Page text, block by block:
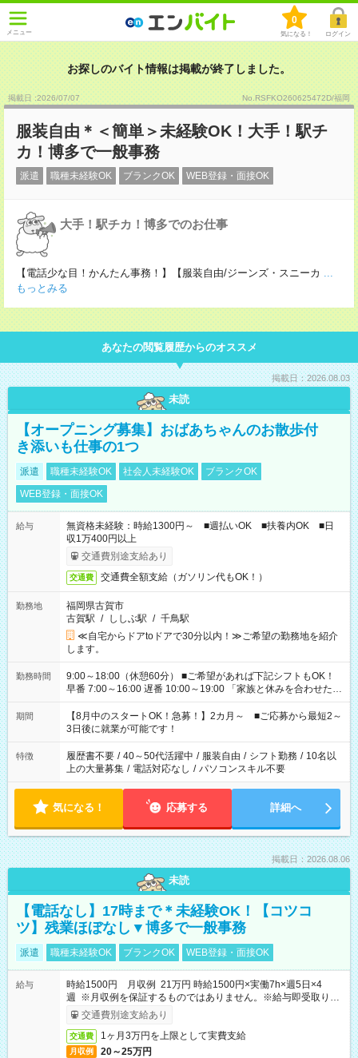
メニュー
0
気になる！ ログイン
お探しのバイト情報は掲載が終了しました。
掲載日 :2026/07/07 No.RSFKO260625472D/福岡
服装自由＊＜簡単＞未経験OK！大手！駅チ
カ！博多で一般事務
派遣 職種未経験OK ブランクOK WEB登録・面接OK
大手！駅チカ！博多でのお仕事
【電話少な目！かんたん事務！】【服装自由/ジーンズ・スニーカ ...
もっとみる
あなたの閲覧履歴からのオススメ
掲載日：2026.08.03
未読
【オープニング募集】おばあちゃんのお散歩付
き添いも仕事の1つ
派遣 職種未経験OK 社会人未経験OK
ブランクOK
WEB登録・面接OK
給与
無資格未経験：時給1300円～ ■週払いOK ■扶養内OK ■日
収1万400円以上
交通費別途支給あり
交通費 交通費全額支給（ガソリン代もOK！）
勤務地
福岡県古賀市
古賀駅 / ししぶ駅 / 千鳥駅
≪自宅からドアtoドアで30分以内！≫ご希望の勤務地を紹介
します。
勤務時間
9:00～18:00（休憩60分） ■ご希望があれば下記シフトもOK！
早番 7:00～16:00 遅番 10:00～19:00 「家族と休みを合わせた
い」 「余裕を持って夕飯の準備がしたい」 「できれば残業はし
たくない」 など、ご希望を教えてくださいね。 ※Wワーク希望
の方へ 今ご覧のお仕事で希望する勤務時間と、もう1つのお仕事
の勤務時間。 合計で週40時間を超える場合は応募できません。
期間
【8月中のスタートOK！急募！】2カ月～ ■ご応募から最短2～
3日後に就業が可能です！
特徴 履歴書不要 / 40～50代活躍中 / 服装自由 / シフト勤務 / 10名以
上の大量募集 / 電話対応なし / パソコンスキル不要
気になる！ 応募する 詳細へ
掲載日：2026.08.06
未読
【電話なし】17時まで＊未経験OK！【コツコ
ツ】残業ほぼなし▼博多で一般事務
派遣 職種未経験OK ブランクOK WEB登録・面接OK
給与
時給1500円 月収例 21万円 時給1500円×実働7h×週5日×4
週 ※月収例を保証するものではありません。※給与即受取りサ
ービス利用可（利用条件有）
交通費別途支給あり
交通費 1ヶ月3万円を上限として実費支給
月収例 20～25万円